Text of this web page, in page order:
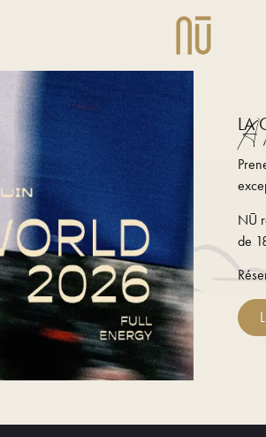
LA
À
P
NŪ
de